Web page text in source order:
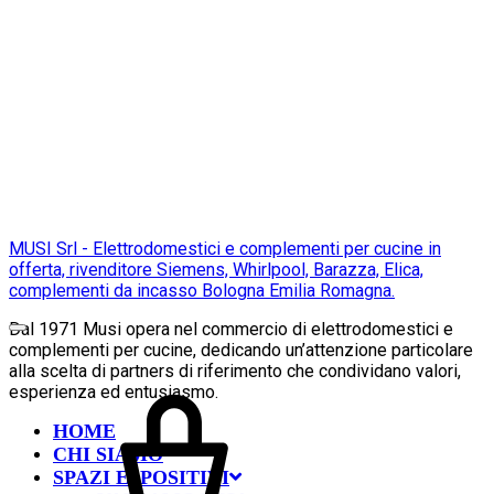
MUSI Srl - Elettrodomestici e complementi per cucine in
offerta, rivenditore Siemens, Whirlpool, Barazza, Elica,
complementi da incasso Bologna Emilia Romagna.
Dal 1971 Musi opera nel commercio di elettrodomestici e
complementi per cucine, dedicando un’attenzione particolare
alla scelta di partners di riferimento che condividano valori,
esperienza ed entusiasmo.
HOME
CHI SIAMO
SPAZI ESPOSITIVI